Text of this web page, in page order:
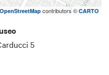
OpenStreetMap contributors © CARTO
5